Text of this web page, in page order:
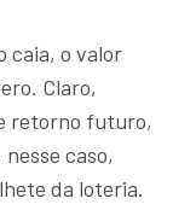
caia, o valor
Claro,
retorno futuro,
nesse caso,
da loteria.